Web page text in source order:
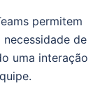
permitem
de
uma interação